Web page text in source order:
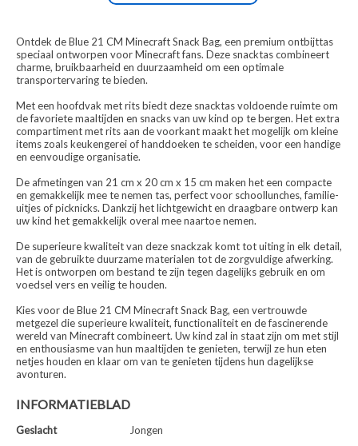
Ontdek de Blue 21 CM Minecraft Snack Bag, een premium ontbijttas
speciaal ontworpen voor Minecraft fans. Deze snacktas combineert
charme, bruikbaarheid en duurzaamheid om een optimale
transportervaring te bieden.
Met een hoofdvak met rits biedt deze snacktas voldoende ruimte om
de favoriete maaltijden en snacks van uw kind op te bergen. Het extra
compartiment met rits aan de voorkant maakt het mogelijk om kleine
items zoals keukengerei of handdoeken te scheiden, voor een handige
en eenvoudige organisatie.
De afmetingen van 21 cm x 20 cm x 15 cm maken het een compacte
en gemakkelijk mee te nemen tas, perfect voor schoollunches, familie-
uitjes of picknicks. Dankzij het lichtgewicht en draagbare ontwerp kan
uw kind het gemakkelijk overal mee naartoe nemen.
De superieure kwaliteit van deze snackzak komt tot uiting in elk detail,
van de gebruikte duurzame materialen tot de zorgvuldige afwerking.
Het is ontworpen om bestand te zijn tegen dagelijks gebruik en om
voedsel vers en veilig te houden.
Kies voor de Blue 21 CM Minecraft Snack Bag, een vertrouwde
metgezel die superieure kwaliteit, functionaliteit en de fascinerende
wereld van Minecraft combineert. Uw kind zal in staat zijn om met stijl
en enthousiasme van hun maaltijden te genieten, terwijl ze hun eten
netjes houden en klaar om van te genieten tijdens hun dagelijkse
avonturen.
INFORMATIEBLAD
Geslacht Jongen